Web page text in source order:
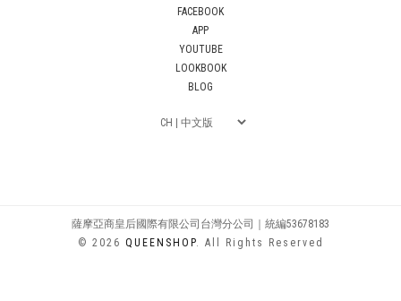
FACEBOOK
APP
YOUTUBE
LOOKBOOK
BLOG
薩摩亞商皇后國際有限公司台灣分公司｜統編53678183
© 2026 QUEENSHOP. All Rights Reserved